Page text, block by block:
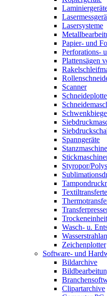
Lasersysteme
Papier- und
Perforations-
Plattensägen
Scanner
Spanngeräte
Styropor/
Wasch- u.
Zeichenplotter
Software- und
Bildarchive
Clipartarchive